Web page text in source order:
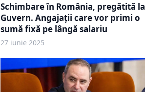
Schimbare în România, pregătită la
Guvern. Angajații care vor primi o
sumă fixă pe lângă salariu
27 iunie 2025